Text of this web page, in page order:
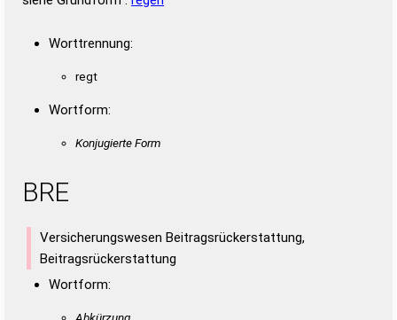
Worttrennung:
regt
Wortform:
Konjugierte Form
BRE
Versicherungswesen Beitragsrückerstattung,
Beitragsrückerstattung
Wortform: